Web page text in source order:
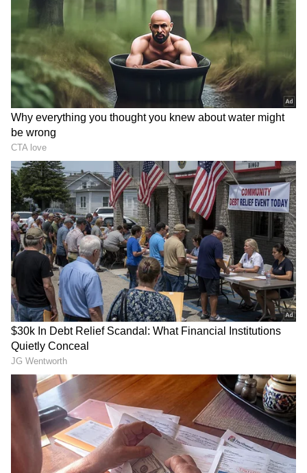
వర్మ సాధారణంగానే సినిమా తీస్తే అది పెద్ద వివాదం
అవుతుంది. అలాంటిది కొందరు రాజకీయ నాయకులని
టార్గెట్ చేసి సినిమా చేస్తే ఇంకెలా ఉంటుందో
ఊహించుకోవచ్చు. వర్మ తెరకెక్కించిన వ్యూహం చిత్రం
అధికార పార్టీకి అనుకూలంగా ప్రతి పక్ష పార్టీలని టార్గెట్
సహజ విధంగా ఉండబోతోందనే విమర్శలు ఆల్రెడీ
మొదలయ్యాయి .